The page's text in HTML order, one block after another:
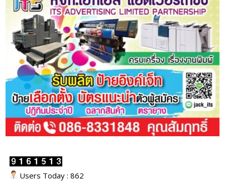
Users Today : 862